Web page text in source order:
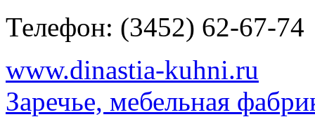
Телефон: (3452) 62-67-74
www.dinastia-kuhni.ru
Заречье, мебельная